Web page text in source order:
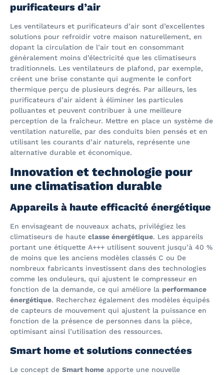
purificateurs d’air
Les ventilateurs et purificateurs d’air sont d’excellentes
solutions pour refroidir votre maison naturellement, en
dopant la circulation de l’air tout en consommant
généralement moins d’électricité que les climatiseurs
traditionnels. Les ventilateurs de plafond, par exemple,
créent une brise constante qui augmente le confort
thermique perçu de plusieurs degrés. Par ailleurs, les
purificateurs d’air aident à éliminer les particules
polluantes et peuvent contribuer à une meilleure
perception de la fraîcheur. Mettre en place un système de
ventilation naturelle, par des conduits bien pensés et en
utilisant les courants d’air naturels, représente une
alternative durable et économique.
Innovation et technologie pour
une climatisation durable
Appareils à haute efficacité énergétique
En envisageant de nouveaux achats, privilégiez les
climatiseurs de haute classe énergétique. Les appareils
portant une étiquette A+++ utilisent souvent jusqu’à 40 %
de moins que les anciens modèles classés C ou De
nombreux fabricants investissent dans des technologies
comme les onduleurs, qui ajustent le compresseur en
fonction de la demande, ce qui améliore la performance
énergétique. Recherchez également des modèles équipés
de capteurs de mouvement qui ajustent la puissance en
fonction de la présence de personnes dans la pièce,
optimisant ainsi l’utilisation des ressources.
Smart home et solutions connectées
Le concept de Smart home apporte une nouvelle